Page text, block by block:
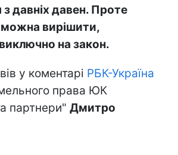
давніх давен. Проте
можна вирішити,
на закон.
у коментарі РБК-Україна
права ЮК
партнери" Дмитро